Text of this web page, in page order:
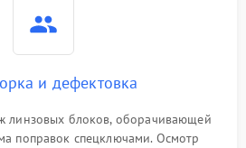
и дефектовка
линзовых блоков, оборачивающей
поправок спецключами. Осмотр